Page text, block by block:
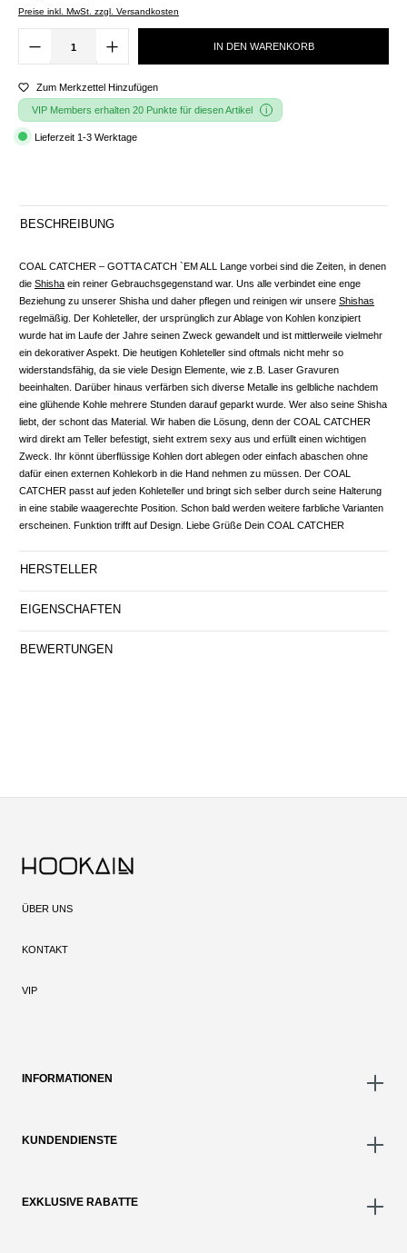
Preise inkl. MwSt. zzgl. Versandkosten
IN DEN WARENKORB
Zum Merkzettel Hinzufügen
VIP Members erhalten 20 Punkte für diesen Artikel
Lieferzeit 1-3 Werktage
BESCHREIBUNG
COAL CATCHER – GOTTA CATCH `EM ALL Lange vorbei sind die Zeiten, in denen
die Shisha ein reiner Gebrauchsgegenstand war. Uns alle verbindet eine enge
Beziehung zu unserer Shisha und daher pflegen und reinigen wir unsere Shishas
regelmäßig. Der Kohleteller, der ursprünglich zur Ablage von Kohlen konzipiert
wurde hat im Laufe der Jahre seinen Zweck gewandelt und ist mittlerweile vielmehr
ein dekorativer Aspekt. Die heutigen Kohleteller sind oftmals nicht mehr so
widerstandsfähig, da sie viele Design Elemente, wie z.B. Laser Gravuren
beeinhalten. Darüber hinaus verfärben sich diverse Metalle ins gelbliche nachdem
eine glühende Kohle mehrere Stunden darauf geparkt wurde. Wer also seine Shisha
liebt, der schont das Material. Wir haben die Lösung, denn der COAL CATCHER
wird direkt am Teller befestigt, sieht extrem sexy aus und erfüllt einen wichtigen
Zweck. Ihr könnt überflüssige Kohlen dort ablegen oder einfach abaschen ohne
dafür einen externen Kohlekorb in die Hand nehmen zu müssen. Der COAL
CATCHER passt auf jeden Kohleteller und bringt sich selber durch seine Halterung
in eine stabile waagerechte Position. Schon bald werden weitere farbliche Varianten
erscheinen. Funktion trifft auf Design. Liebe Grüße Dein COAL CATCHER
HERSTELLER
EIGENSCHAFTEN
BEWERTUNGEN
ÜBER UNS
KONTAKT
VIP
INFORMATIONEN
KUNDENDIENSTE
EXKLUSIVE RABATTE